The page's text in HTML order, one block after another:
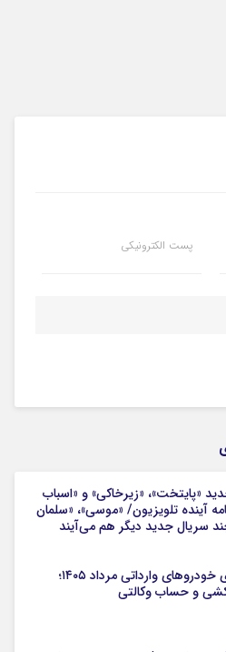
پست الکترونیکی
«پایتخت»، «زیرخاکی» و «اسباب
آینده تلویزیون/ «موسی»، «سلمان
سریال جدید دیگر هم می‌آیند
فروش فوری خودروهای وارداتی مرداد ۱۴۰۵؛
و حساب وکالتی